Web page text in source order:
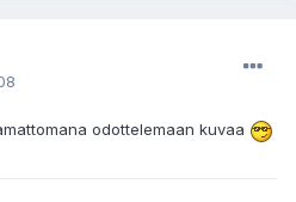
odottelemaan kuvaa